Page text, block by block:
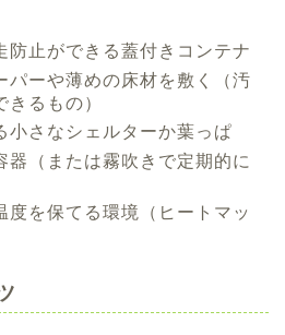
防止ができる蓋付きコンテナ
パーや薄めの床材を敷く（汚
るもの）
小さなシェルターか葉っぱ
器（または霧吹きで定期的に
度を保てる環境（ヒートマッ